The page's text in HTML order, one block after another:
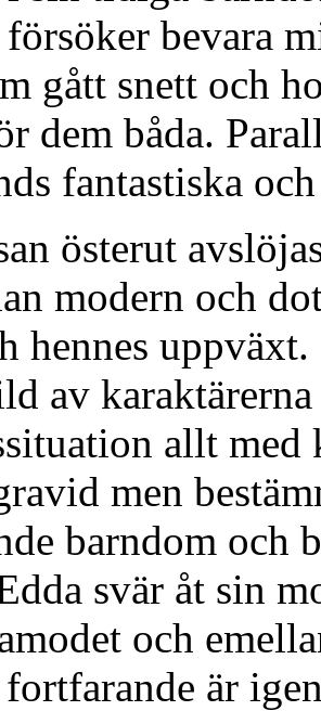
bevara
gått snett och
dem båda.
fantastiska
österut
modern och
hennes
av
allt med
men
barndom och
svär åt sin
och
är